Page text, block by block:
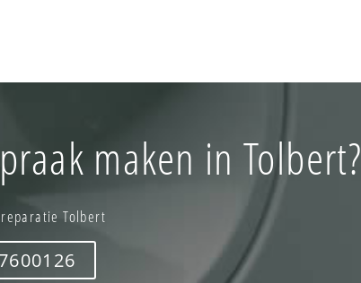
maken in Tolbert?
Tolbert